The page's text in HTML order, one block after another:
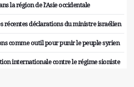
la région de l'Asie occidentale
récentes déclarations du ministre israélien
comme outil pour punir le peuple syrien
internationale contre le régime sioniste